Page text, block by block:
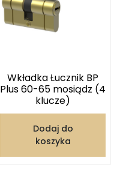
Wkładka Łucznik BP
Plus 60-65 mosiądz (4
klucze)
Dodaj do
koszyka